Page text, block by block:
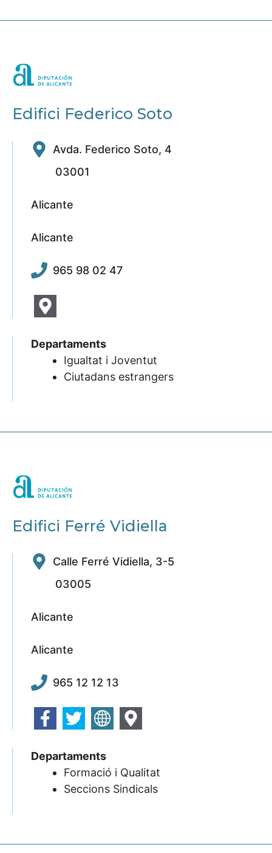
Edifici Federico Soto
Avda. Federico Soto, 4
03001
Alicante
Alicante
965 98 02 47
Departaments
Igualtat i Joventut
Ciutadans estrangers
Edifici Ferré Vidiella
Calle Ferré Vidiella, 3-5
03005
Alicante
Alicante
965 12 12 13
Departaments
Formació i Qualitat
Seccions Sindicals